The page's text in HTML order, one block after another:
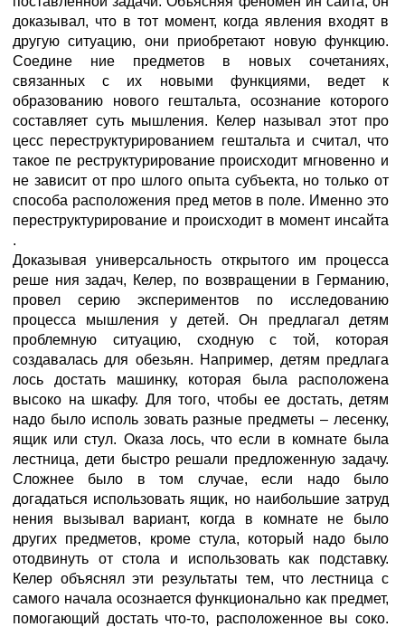
доказывал, что в тот момент, когда явления входят в
другую ситуацию, они приобретают новую функцию.
Соедине ние предметов в новых сочетаниях,
связанных с их новыми функциями, ведет к
образованию нового гештальта, осознание которого
составляет суть мышления. Келер называл этот про
цесс переструктурированием гештальта и считал, что
такое пе реструктурирование происходит мгновенно и
не зависит от про шлого опыта субъекта, но только от
способа расположения пред метов в поле. Именно это
переструктурирование и происходит в момент инсайта
.
Доказывая универсальность открытого им процесса
реше ния задач, Келер, по возвращении в Германию,
провел серию экспериментов по исследованию
процесса мышления у детей. Он предлагал детям
проблемную ситуацию, сходную с той, которая
создавалась для обезьян. Например, детям предлага
лось достать машинку, которая была расположена
высоко на шкафу. Для того, чтобы ее достать, детям
надо было исполь зовать разные предметы – лесенку,
ящик или стул. Оказа лось, что если в комнате была
лестница, дети быстро решали предложенную задачу.
Сложнее было в том случае, если надо было
догадаться использовать ящик, но наибольшие затруд
нения вызывал вариант, когда в комнате не было
других предметов, кроме стула, который надо было
отодвинуть от стола и использовать как подставку.
Келер объяснял эти результаты тем, что лестница с
самого начала осознается функционально как предмет,
помогающий достать что-то, расположенное вы соко.